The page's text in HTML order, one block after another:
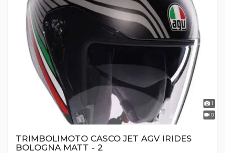
1
0
TRIMBOLIMOTO CASCO JET AGV IRIDES
BOLOGNA MATT - 2